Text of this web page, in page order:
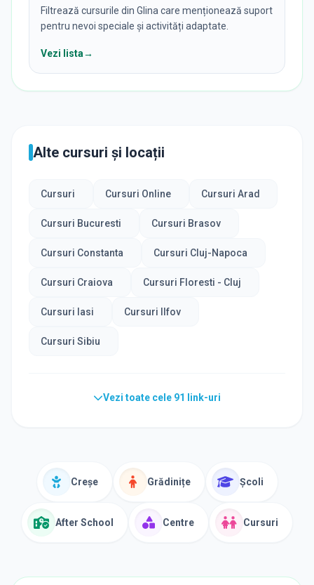
Filtrează cursurile din Glina care menționează suport
pentru nevoi speciale și activități adaptate.
Vezi lista→
Alte cursuri și locații
Cursuri Cursuri Online Cursuri Arad
Cursuri Bucuresti Cursuri Brasov
Cursuri Constanta Cursuri Cluj-Napoca
Cursuri Craiova Cursuri Floresti - Cluj
Cursuri Iasi Cursuri Ilfov
Cursuri Sibiu
Vezi toate cele 91 link-uri
Creșe Grădinițe Școli
After School Centre Cursuri